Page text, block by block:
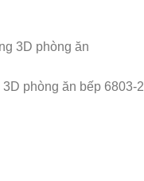
phòng ăn bếp 6803-2